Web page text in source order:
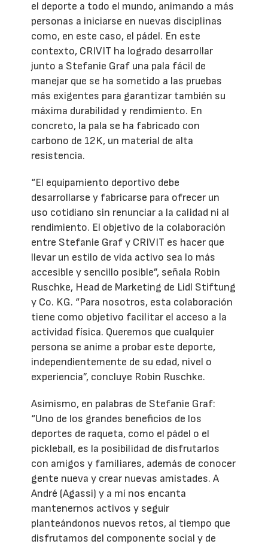
el deporte a todo el mundo, animando a más
personas a iniciarse en nuevas disciplinas
como, en este caso, el pádel. En este
contexto, CRIVIT ha logrado desarrollar
junto a Stefanie Graf una pala fácil de
manejar que se ha sometido a las pruebas
más exigentes para garantizar también su
máxima durabilidad y rendimiento. En
concreto, la pala se ha fabricado con
carbono de 12K, un material de alta
resistencia.
“El equipamiento deportivo debe
desarrollarse y fabricarse para ofrecer un
uso cotidiano sin renunciar a la calidad ni al
rendimiento. El objetivo de la colaboración
entre Stefanie Graf y CRIVIT es hacer que
llevar un estilo de vida activo sea lo más
accesible y sencillo posible”, señala Robin
Ruschke, Head de Marketing de Lidl Stiftung
y Co. KG. “Para nosotros, esta colaboración
tiene como objetivo facilitar el acceso a la
actividad física. Queremos que cualquier
persona se anime a probar este deporte,
independientemente de su edad, nivel o
experiencia”, concluye Robin Ruschke.
Asimismo, en palabras de Stefanie Graf:
“Uno de los grandes beneficios de los
deportes de raqueta, como el pádel o el
pickleball, es la posibilidad de disfrutarlos
con amigos y familiares, además de conocer
gente nueva y crear nuevas amistades. A
André (Agassi) y a mí nos encanta
mantenernos activos y seguir
planteándonos nuevos retos, al tiempo que
disfrutamos del componente social y de